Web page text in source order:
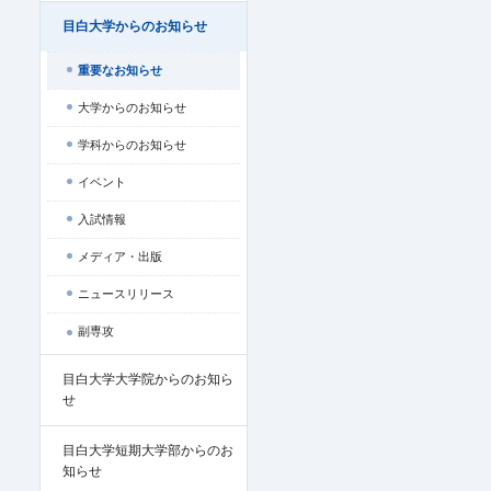
目白大学からのお知らせ
重要なお知らせ
大学からのお知らせ
学科からのお知らせ
イベント
入試情報
メディア・出版
ニュースリリース
副専攻
目白大学大学院からのお知ら
せ
目白大学短期大学部からのお
知らせ